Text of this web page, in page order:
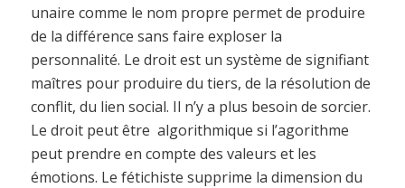
unaire comme le nom propre permet de produire
de la différence sans faire exploser la
personnalité. Le droit est un système de signifiant
maîtres pour produire du tiers, de la résolution de
conflit, du lien social. Il n’y a plus besoin de sorcier.
Le droit peut être algorithmique si l’agorithme
peut prendre en compte des valeurs et les
émotions. Le fétichiste supprime la dimension du